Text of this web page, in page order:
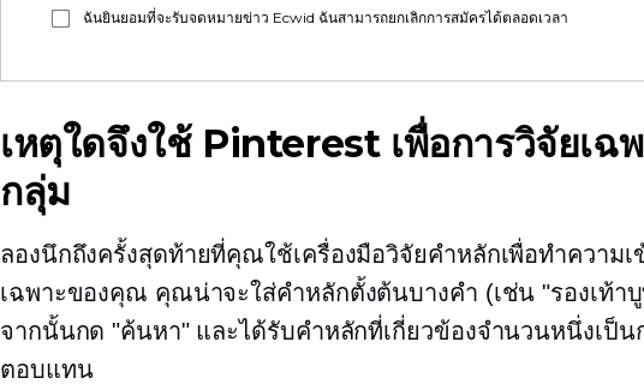
ฉันยินยอมที่จะรับจดหมายข่าว Ecwid ฉันสามารถยกเลิกการสมัครได้ตลอดเวลา
เหตุใดจึงใช้ Pinterest เพื่อการวิจัยเฉ
กลุ่ม
ลองนึกถึงครั้งสุดท้ายที่คุณใช้เครื่องมือวิจัยคำหลักเพื่อทำความเ
เฉพาะของคุณ คุณน่าจะใส่คำหลักตั้งต้นบางคำ (เช่น "รองเท้า
จากนั้นกด "ค้นหา" และได้รับคำหลักที่เกี่ยวข้องจำนวนหนึ่งเป็น
ตอบแทน